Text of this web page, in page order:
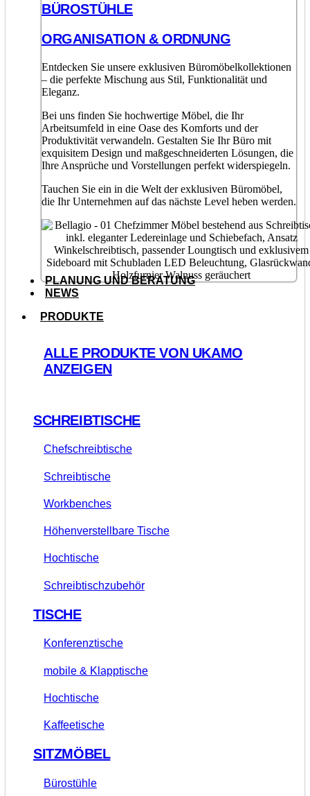
BÜROSTÜHLE
ORGANISATION & ORDNUNG
Entdecken Sie unsere exklusiven Büromöbelkollektionen
– die perfekte Mischung aus Stil, Funktionalität und
Eleganz.
Bei uns finden Sie hochwertige Möbel, die Ihr
Arbeitsumfeld in eine Oase des Komforts und der
Produktivität verwandeln. Gestalten Sie Ihr Büro mit
exquisitem Design und maßgeschneiderten Lösungen, die
Ihre Ansprüche und Vorstellungen perfekt widerspiegeln.
Tauchen Sie ein in die Welt der exklusiven Büromöbel,
die Ihr Unternehmen auf das nächste Level heben werden.
PLANUNG UND BERATUNG
NEWS
PRODUKTE
ALLE PRODUKTE VON UKAMO
ANZEIGEN
SCHREIBTISCHE
Chefschreibtische
Schreibtische
Workbenches
Höhenverstellbare Tische
Hochtische
Schreibtischzubehör
TISCHE
Konferenztische
mobile & Klapptische
Hochtische
Kaffeetische
SITZMÖBEL
Bürostühle